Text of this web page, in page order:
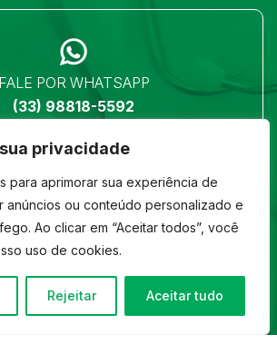
privacidade
para aprimorar sua experiência de
anúncios ou conteúdo personalizado e
Ao clicar em “Aceitar todos”, você
uso de cookies.
Rejeitar Aceitar tudo
FALE POR WHATSAPP
(33) 98818-5592
LOCALIZAÇÃO